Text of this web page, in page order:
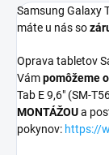
Samsung Galaxy
máte u nás so
Oprava tabletov
Vámpomôžeme
Tab E 9,6" (SM-
MONTÁŽOUa
pokynov: https://